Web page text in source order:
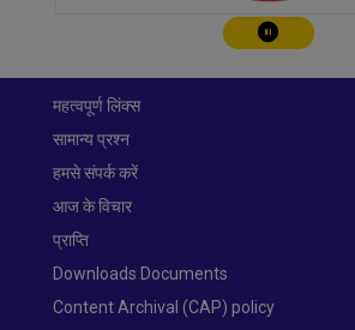
चालू करे/रोके
महत्वपूर्ण लिंक्स
सामान्य प्रश्न
हमसे संपर्क करें
आज के विचार
प्राप्ति
Downloads Documents
Content Archival (CAP) policy